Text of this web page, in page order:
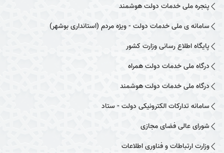
پنجره ملی خدمات دولت هوشمند
سامانه ی ملی خدمات دولت - ویژه مردم (استانداری بوشهر)
پایگاه اطلاع رسانی وزارت کشور
درگاه ملی خدمات دولت همراه
درگاه ملی خدمات دولت هوشمند
سامانه تدارکات الکترونیکی دولت - ستاد
شورای عالی فضای مجازی
وزارت ارتباطات و فناوری اطلاعات